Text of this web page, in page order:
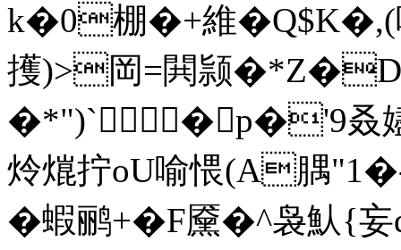
k�0棚�+維�Q$K�,(
擭)>岡=閧颕�*Z�D
�*")`�p�'9叒
炩熴拧oU喻愄(A腢
�蝦鹂+�F黡�^袅魜{